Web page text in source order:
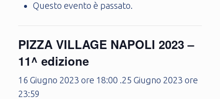
Questo evento è passato.
PIZZA VILLAGE NAPOLI 2023 –
11^ edizione
16 Giugno 2023 ore 18:00 .25 Giugno 2023 ore
23:59